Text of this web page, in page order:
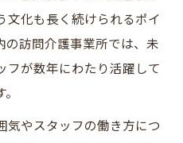
文化も長く続けられるポイ
の訪問介護事業所では、未
フが数年にわたり活躍して
気やスタッフの働き方につ